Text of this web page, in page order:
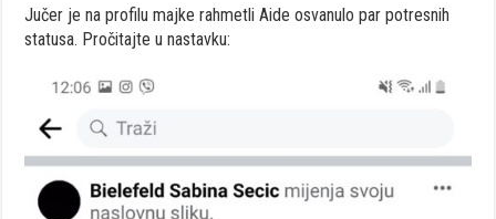
Jučer je na profilu majke rahmetli Aide osvanulo par potresnih
statusa. Pročitajte u nastavku: